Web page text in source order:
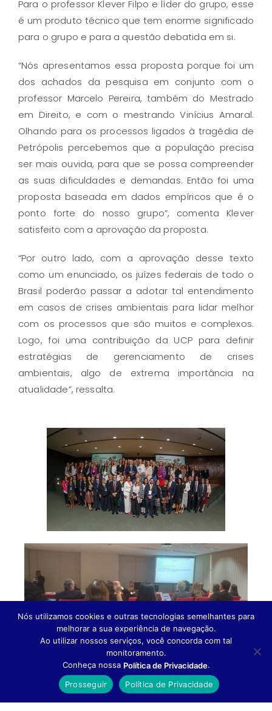
Para o professor Klever Filpo e líder do grupo, esse
é um produto técnico que tem enorme significado
para o grupo e para a questão debatida em si.
“Nós apresentamos essa proposta porque foi um
dos achados da pesquisa em conjunto com o
professor Marcelo Pereira, também do Mestrado
em Direito, e com o mestrando Vinícius Amaral.
Olhando para os processos ligados à tragédia de
Petrópolis percebemos que a população precisa
ser mais ouvida, para que se possa compreender
as suas dificuldades e demandas. Então foi uma
proposta baseada em dados empíricos que é o
ponto forte do nosso grupo”, comenta Klever
satisfeito com a aprovação da proposta.
“Por outro lado, com a aprovação desse texto
como um enunciado, os juízes federais de todo o
Brasil poderão passar a adotar tal entendimento
em casos de crises ambientais para lidar melhor
com os processos que são muitos e complexos.
Logo, foi uma contribuição da UCP para definir
estratégias de gerenciamento de crises
ambientais, algo de extrema importância na
atualidade”, ressalta.
Nós utilizamos cookies e outras tecnologias semelhantes para
melhorar a sua experiência de navegação.
Ao utilizar nossos serviços, você concorda com tal
monitoramento.
Conheça nossa Política de Privacidade.
Prosseguir
Política de Privacidade